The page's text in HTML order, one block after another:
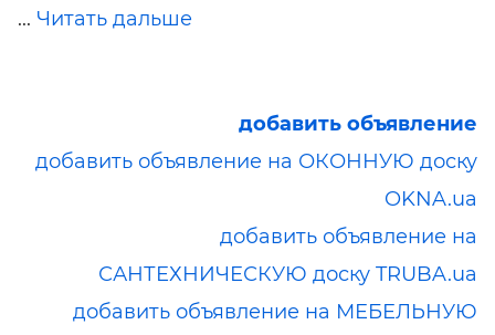
... Читать дальше
добавить объявление
добавить объявление на ОКОННУЮ доску
OKNA.ua
добавить объявление на
САНТЕХНИЧЕСКУЮ доску TRUBA.ua
добавить объявление на МЕБЕЛЬНУЮ